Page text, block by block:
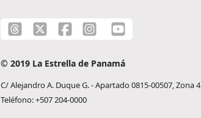
© 2019 La Estrella de Panamá
C/ Alejandro A. Duque G. - Apartado 0815-00507, Zona 4
Teléfono: +507 204-0000